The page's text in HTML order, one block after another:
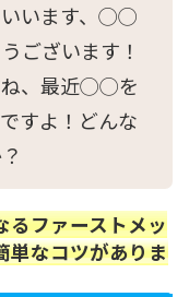
います、◯◯
ございます！
ね、最近◯◯を
すよ！どんな
るファーストメッ
単なコツがありま